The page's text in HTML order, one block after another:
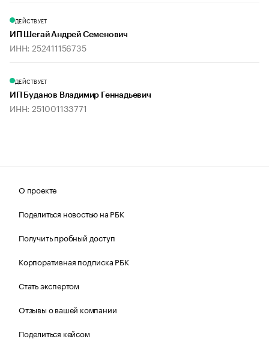
ДЕЙСТВУЕТ
ИП Шегай Андрей Семенович
ИНН: 252411156735
ДЕЙСТВУЕТ
ИП Буданов Владимир Геннадьевич
ИНН: 251001133771
О проекте
Поделиться новостью на РБК
Получить пробный доступ
Корпоративная подписка РБК
Стать экспертом
Отзывы о вашей компании
Поделиться кейсом